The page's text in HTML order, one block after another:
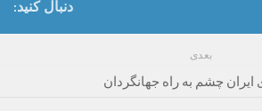
دنبال کنید:
بعدی
ایران چشم به راه جهانگردان